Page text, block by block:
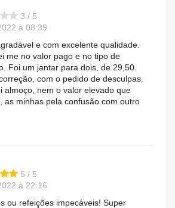
3 / 5
à 08:39
e com excelente qualidade.
me no valor pago e no tipo de
Foi um jantar para dois, de 29,50.
com o pedido de desculpas.
almoço, nem o valor elevado que
as minhas pela confusão com outro
5 / 5
à 22:16
ou refeições impecáveis! Super